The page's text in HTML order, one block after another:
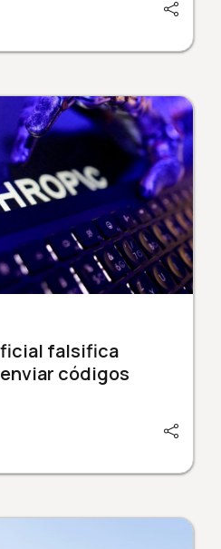
falsifica
códigos